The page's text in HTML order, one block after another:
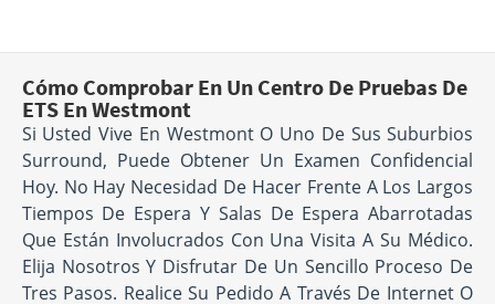
Cómo Comprobar En Un Centro De Pruebas De
ETS En Westmont
Si Usted Vive En Westmont O Uno De Sus Suburbios
Surround, Puede Obtener Un Examen Confidencial
Hoy. No Hay Necesidad De Hacer Frente A Los Largos
Tiempos De Espera Y Salas De Espera Abarrotadas
Que Están Involucrados Con Una Visita A Su Médico.
Elija Nosotros Y Disfrutar De Un Sencillo Proceso De
Tres Pasos. Realice Su Pedido A Través De Internet O